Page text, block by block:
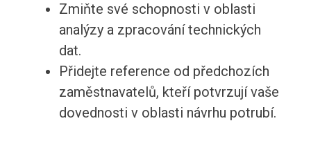
Zmiňte své schopnosti v oblasti
analýzy a zpracování technických
dat.
Přidejte reference od předchozích
zaměstnavatelů, kteří potvrzují vaše
dovednosti v oblasti návrhu potrubí.